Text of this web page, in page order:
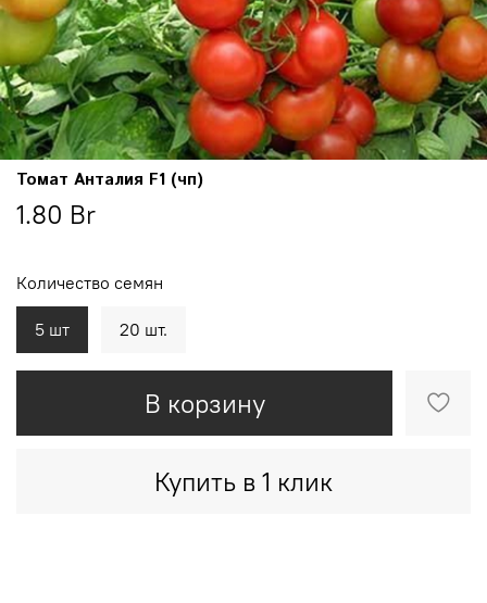
Томат Анталия F1 (чп)
1.80 Br
В корзину
Купить в 1 клик
Количество семян
5 шт 20 шт.